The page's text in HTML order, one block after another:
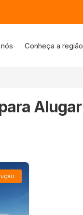
Conheça a região
Alugar